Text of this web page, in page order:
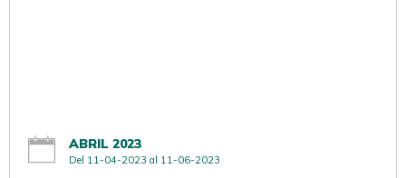
ABRIL 2023
Del 11-04-2023 al 11-06-2023